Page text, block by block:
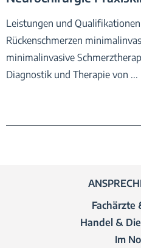
Leistungen und
Rückenschmerzen
minimalinvasive
Diagnostik und Therapie von ...
Fachärzte
Handel &
Im